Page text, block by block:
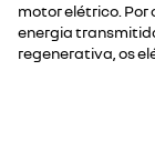
motor elétrico.
energia
regenerativa, os